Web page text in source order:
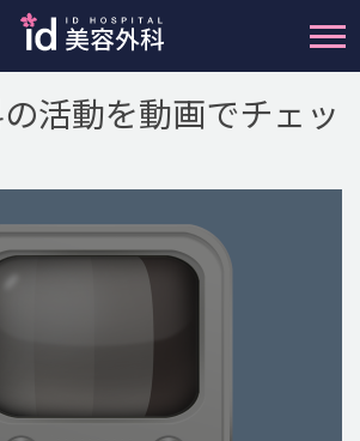
活動を動画でチェッ